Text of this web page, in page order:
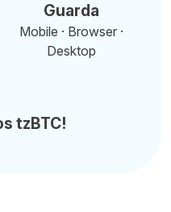
Guarda
Mobile · Browser ·
Desktop
tzBTC!